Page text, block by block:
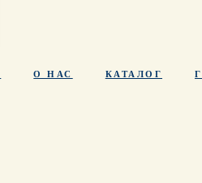
О НАС КАТАЛОГ